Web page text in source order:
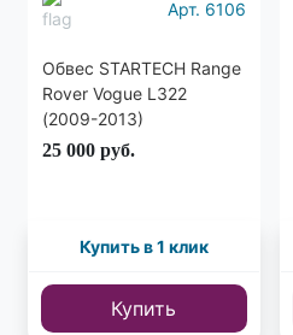
Арт. 6106
Обвес STARTECH Range
Rover Vogue L322
(2009-2013)
25 000 руб.
Купить в 1 клик
Купить